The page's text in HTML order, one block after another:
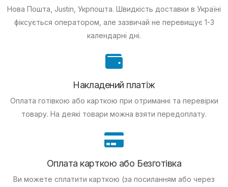
Нова Пошта, Justin, Укрпошта. Швидкість доставки в Україні
фіксується оператором, але зазвичай не перевищує 1-3
календарні дні.
Накладений платіж
Оплата готівкою або карткою при отриманні та перевірки
товару. На деякі товари можна взяти передоплату.
Оплата карткою або Безготівка
Ви можете сплатити карткою (за посиланням або через